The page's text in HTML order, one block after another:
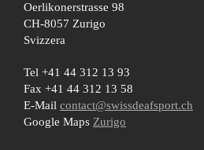
Oerlikonerstrasse 98
CH-8057 Zurigo
Svizzera
Tel +41 44 312 13 93
Fax +41 44 312 13 58
E-Mail contact@swissdeafsport.ch
Google Maps Zurigo